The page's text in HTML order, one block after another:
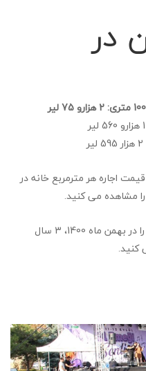
در
اجاره هر مترمربع خانه در
میزان رشد قیمت اجاره خانه در چانکایا را در بهمن ماه 1400، 3 سال